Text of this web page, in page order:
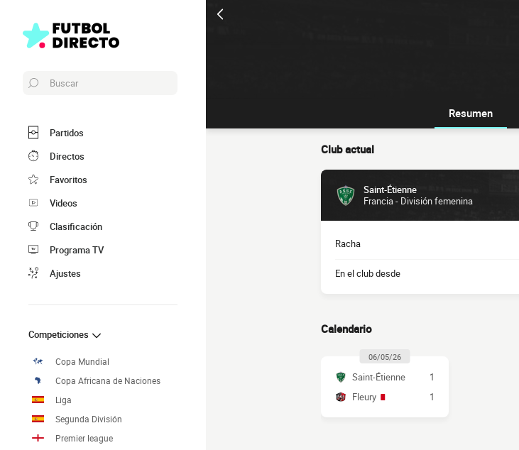
Buscar
Partidos
Directos
Favoritos
Videos
Clasificación
Programa TV
Ajustes
Competiciones
Copa Mundial
Copa Africana de Naciones
Liga
Segunda División
Premier league
Resumen
Club actual
Saint-Étienne
Francia - División femenina
Racha
En el club desde
Calendario
06/05/26
Saint-Étienne
1
Fleury
1